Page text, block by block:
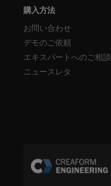
購入方法
お問い合わせ
デモのご依頼
エキスパートへのご相談
ニュースレタ